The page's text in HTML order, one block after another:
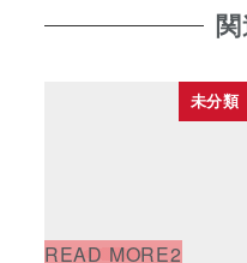
未分類